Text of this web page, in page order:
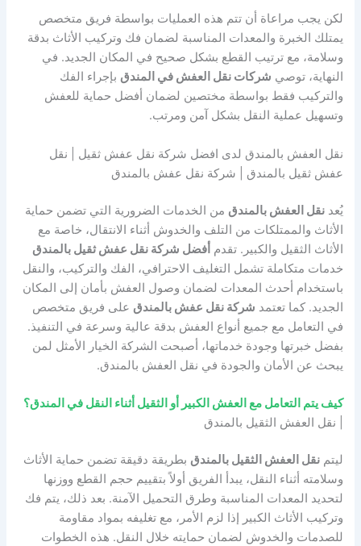
لكن يجب مراعاة أن تتم هذه العمليات بواسطة فريق متخصص
يمتلك الخبرة والمعدات المناسبة لضمان فك وتركيب الأثاث بدقة
وسلامة، مع ترتيب القطع بشكل صحيح في المكان الجديد. في
النهاية، توصي شركات نقل العفش في المندق بإجراء الفك
والتركيب فقط بواسطة مختصين لضمان أفضل حماية للعفش
وتسهيل عملية النقل بشكل آمن ومرتب.
نقل العفش بالمندق لدى افضل شركة نقل عفش ثقيل | نقل
عفش ثقيل بالمندق | شركة نقل عفش بالمندق
يُعدنقل العفش بالمندق من الخدمات الضرورية التي تضمن حماية
الأثاث والممتلكات من التلف والخدوش أثناء الانتقال، خاصة مع
الأثاث الثقيل والكبير. تقدم أفضل شركة نقل عفش ثقيل بالمندق
خدمات متكاملة تشمل التغليف الاحترافي، الفك والتركيب، والنقل
باستخدام أحدث المعدات لضمان وصول العفش بأمان إلى المكان
الجديد. كما تعتمد شركة نقل عفش بالمندق على فريق متخصص
في التعامل مع جميع أنواع العفش بدقة عالية وسرعة في التنفيذ.
بفضل خبرتها وجودة خدماتها، أصبحت الشركة الخيار الأمثل لمن
يبحث عن الأمان والجودة في نقل العفش بالمندق.
كيف يتم التعامل مع العفش الكبير أو الثقيل أثناء النقل في المندق؟
| نقل العفش الثقيل بالمندق
ليتمنقل العفش الثقيل بالمندق بطريقة دقيقة تضمن حماية الأثاث
وسلامته أثناء النقل، يبدأ الفريق أولاً بتقييم حجم القطع ووزنها
لتحديد المعدات المناسبة وطرق التحميل الآمنة. بعد ذلك، يتم فك
وتركيب الأثاث الكبير إذا لزم الأمر، مع تغليفه بمواد مقاومة
للصدمات والخدوش لضمان حمايته خلال النقل. هذه الخطوات